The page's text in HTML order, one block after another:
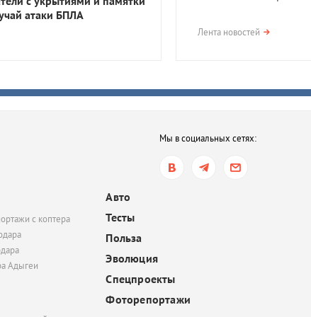
вчера, 17:23
после семейной ссоры
В Ростове-на-Дону
электросамокатов
Лента новостей
атаки БПЛА
Мы в социальных сетях:
с коптера
Адыгеи
Авто
Тесты
Польза
Эволюция
Спецпроекты
Фоторепортажи